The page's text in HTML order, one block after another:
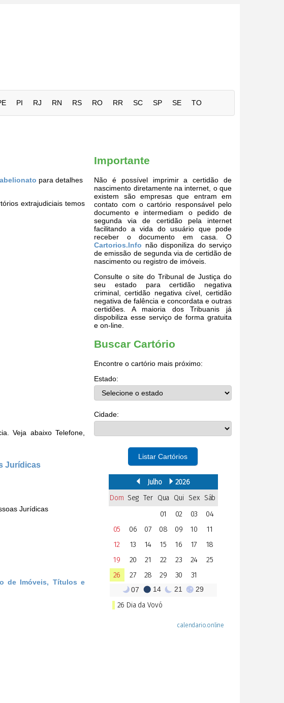
PI RJ RN RS RO RR SC SP SE TO
para detalhes
extrajudiciais temos
Veja abaixo Telefone,
Jurídicas
Jurídicas
de Imóveis, Títulos e
Importante
Não é possível imprimir a certidão de
nascimento diretamente na internet, o que
existem são empresas que entram em
contato com o cartório responsável pelo
documento e intermediam o pedido de
segunda via de certidão pela internet
facilitando a vida do usuário que pode
receber o documento em casa. O
Cartorios.Info não disponiliza do serviço
de emissão de segunda via de certidão de
nascimento ou registro de imóveis.
Consulte o site do Tribunal de Justiça do
seu estado para certidão negativa
criminal, certidão negativa cível, certidão
negativa de falência e concordata e outras
certidões. A maioria dos Tribuanis já
dispobiliza esse serviço de forma gratuita
e on-line.
Buscar Cartório
Encontre o cartório mais próximo:
Estado:
Cidade:
Listar Cartórios